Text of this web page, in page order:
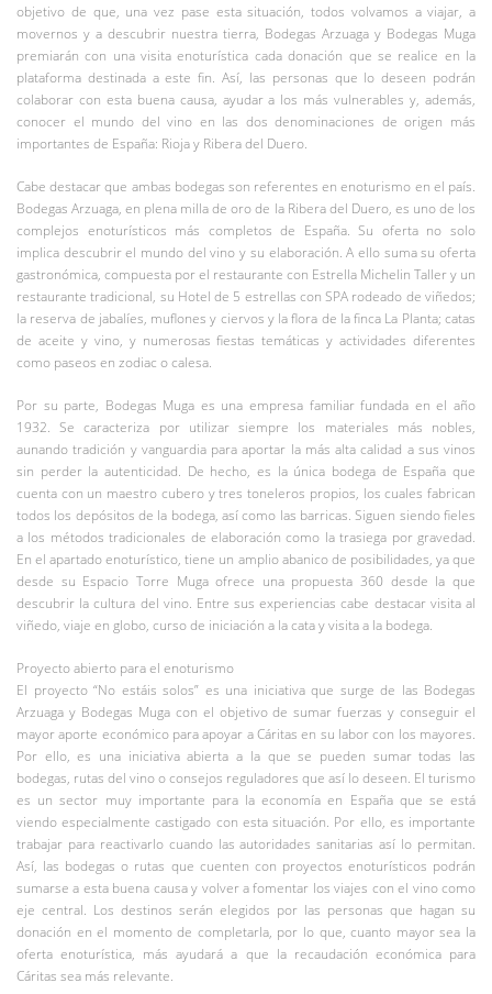
objetivo de que, una vez pase esta situación, todos volvamos a viajar, a
movernos y a descubrir nuestra tierra, Bodegas Arzuaga y Bodegas Muga
premiarán con una visita enoturística cada donación que se realice en la
plataforma destinada a este fin. Así, las personas que lo deseen podrán
colaborar con esta buena causa, ayudar a los más vulnerables y, además,
conocer el mundo del vino en las dos denominaciones de origen más
importantes de España: Rioja y Ribera del Duero.
Cabe destacar que ambas bodegas son referentes en enoturismo en el país.
Bodegas Arzuaga, en plena milla de oro de la Ribera del Duero, es uno de los
complejos enoturísticos más completos de España. Su oferta no solo
implica descubrir el mundo del vino y su elaboración. A ello suma su oferta
gastronómica, compuesta por el restaurante con Estrella Michelin Taller y un
restaurante tradicional, su Hotel de 5 estrellas con SPA rodeado de viñedos;
la reserva de jabalíes, muflones y ciervos y la flora de la finca La Planta; catas
de aceite y vino, y numerosas fiestas temáticas y actividades diferentes
como paseos en zodiac o calesa.
Por su parte, Bodegas Muga es una empresa familiar fundada en el año
1932. Se caracteriza por utilizar siempre los materiales más nobles,
aunando tradición y vanguardia para aportar la más alta calidad a sus vinos
sin perder la autenticidad. De hecho, es la única bodega de España que
cuenta con un maestro cubero y tres toneleros propios, los cuales fabrican
todos los depósitos de la bodega, así como las barricas. Siguen siendo fieles
a los métodos tradicionales de elaboración como la trasiega por gravedad.
En el apartado enoturístico, tiene un amplio abanico de posibilidades, ya que
desde su Espacio Torre Muga ofrece una propuesta 360 desde la que
descubrir la cultura del vino. Entre sus experiencias cabe destacar visita al
viñedo, viaje en globo, curso de iniciación a la cata y visita a la bodega.
Proyecto abierto para el enoturismo
El proyecto “No estáis solos” es una iniciativa que surge de las Bodegas
Arzuaga y Bodegas Muga con el objetivo de sumar fuerzas y conseguir el
mayor aporte económico para apoyar a Cáritas en su labor con los mayores.
Por ello, es una iniciativa abierta a la que se pueden sumar todas las
bodegas, rutas del vino o consejos reguladores que así lo deseen. El turismo
es un sector muy importante para la economía en España que se está
viendo especialmente castigado con esta situación. Por ello, es importante
trabajar para reactivarlo cuando las autoridades sanitarias así lo permitan.
Así, las bodegas o rutas que cuenten con proyectos enoturísticos podrán
sumarse a esta buena causa y volver a fomentar los viajes con el vino como
eje central. Los destinos serán elegidos por las personas que hagan su
donación en el momento de completarla, por lo que, cuanto mayor sea la
oferta enoturística, más ayudará a que la recaudación económica para
Cáritas sea más relevante.